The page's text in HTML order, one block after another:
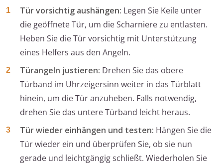
Tür vorsichtig aushängen: Legen Sie Keile unter
die geöffnete Tür, um die Scharniere zu entlasten.
Heben Sie die Tür vorsichtig mit Unterstützung
eines Helfers aus den Angeln.
Türangeln justieren: Drehen Sie das obere
Türband im Uhrzeigersinn weiter in das Türblatt
hinein, um die Tür anzuheben. Falls notwendig,
drehen Sie das untere Türband leicht heraus.
Tür wieder einhängen und testen: Hängen Sie die
Tür wieder ein und überprüfen Sie, ob sie nun
gerade und leichtgängig schließt. Wiederholen Sie